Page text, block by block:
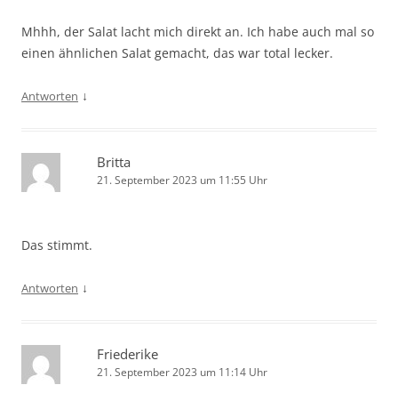
Mhhh, der Salat lacht mich direkt an. Ich habe auch mal so
einen ähnlichen Salat gemacht, das war total lecker.
Antworten ↓
Britta
21. September 2023 um 11:55 Uhr
Das stimmt.
Antworten ↓
Friederike
21. September 2023 um 11:14 Uhr